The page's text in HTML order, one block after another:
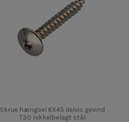
Skrue hængsel 6X45 delvis gevind
T30 nikkelbelagt stål